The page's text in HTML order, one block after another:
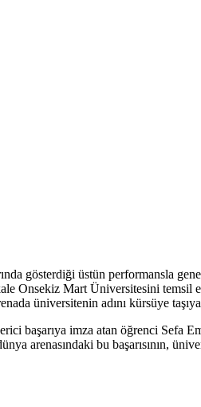
gösterdiği üstün performansla
Onsekiz Mart Üniversitesini
üniversitenin adını kürsüye
başarıya imza atan öğrenci
arenasındaki bu başarısının,